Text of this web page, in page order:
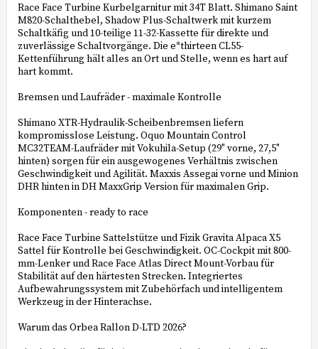
Race Face Turbine Kurbelgarnitur mit 34T Blatt. Shimano Saint
M820-Schalthebel, Shadow Plus-Schaltwerk mit kurzem
Schaltkäfig und 10-teilige 11-32-Kassette für direkte und
zuverlässige Schaltvorgänge. Die e*thirteen CL55-
Kettenführung hält alles an Ort und Stelle, wenn es hart auf
hart kommt.
Bremsen und Laufräder - maximale Kontrolle
Shimano XTR-Hydraulik-Scheibenbremsen liefern
kompromisslose Leistung. Oquo Mountain Control
MC32TEAM-Laufräder mit Vokuhila-Setup (29" vorne, 27,5"
hinten) sorgen für ein ausgewogenes Verhältnis zwischen
Geschwindigkeit und Agilität. Maxxis Assegai vorne und Minion
DHR hinten in DH MaxxGrip Version für maximalen Grip.
Komponenten - ready to race
Race Face Turbine Sattelstütze und Fizik Gravita Alpaca X5
Sattel für Kontrolle bei Geschwindigkeit. OC-Cockpit mit 800-
mm-Lenker und Race Face Atlas Direct Mount-Vorbau für
Stabilität auf den härtesten Strecken. Integriertes
Aufbewahrungssystem mit Zubehörfach und intelligentem
Werkzeug in der Hinterachse.
Warum das Orbea Rallon D-LTD 2026?